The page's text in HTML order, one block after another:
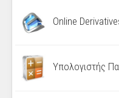
Online
Υπολογιστής